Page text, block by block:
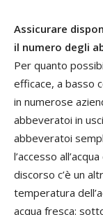
Assicurare
il numero degli
Per quanto
efficace, a basso
in numerose
abbeveratoi in
abbeveratoi
l’accesso
discorso c’è un
temperatura
acqua fresca: